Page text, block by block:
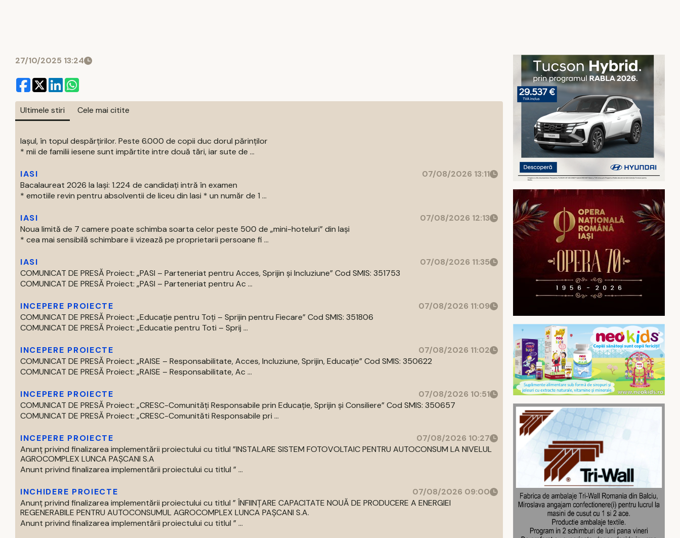
27/10/2025 13:24
Ultimele stiri Cele mai citite
Iașul, în topul despărțirilor. Peste 6.000 de copii duc dorul părinților
* mii de familii iesene sunt impărtite intre două tări, iar sute de ...
IASI
07/08/2026 13:11
Bacalaureat 2026 la Iași: 1.224 de candidați intră în examen
* emotiile revin pentru absolventii de liceu din Iasi * un număr de 1 ...
IASI
07/08/2026 12:13
Noua limită de 7 camere poate schimba soarta celor peste 500 de „mini-hoteluri” din Iași
* cea mai sensibilă schimbare ii vizează pe proprietarii persoane fi ...
IASI
07/08/2026 11:35
COMUNICAT DE PRESĂ Proiect: „PASI – Parteneriat pentru Acces, Sprijin și Incluziune” Cod SMIS: 351753
COMUNICAT DE PRESĂ Proiect: „PASI – Parteneriat pentru Ac ...
INCEPERE PROIECTE
07/08/2026 11:09
COMUNICAT DE PRESĂ Proiect: „Educație pentru Toți – Sprijin pentru Fiecare” Cod SMIS: 351806
COMUNICAT DE PRESĂ Proiect: „Educatie pentru Toti – Sprij ...
INCEPERE PROIECTE
07/08/2026 11:02
COMUNICAT DE PRESĂ Proiect: „RAISE – Responsabilitate, Acces, Incluziune, Sprijin, Educație” Cod SMIS: 350622
COMUNICAT DE PRESĂ Proiect: „RAISE – Responsabilitate, Ac ...
INCEPERE PROIECTE
07/08/2026 10:51
COMUNICAT DE PRESĂ Proiect: „CRESC-Comunități Responsabile prin Educație, Sprijin și Consiliere” Cod SMIS: 350657
COMUNICAT DE PRESĂ Proiect: „CRESC-Comunităti Responsabile pri ...
INCEPERE PROIECTE
07/08/2026 10:27
Anunț privind finalizarea implementării proiectului cu titlul ”INSTALARE SISTEM FOTOVOLTAIC PENTRU AUTOCONSUM LA NIVELUL
AGROCOMPLEX LUNCA PAȘCANI S.A
Anunt privind finalizarea implementării proiectului cu titlul ” ...
INCHIDERE PROIECTE
07/08/2026 09:00
Anunț privind finalizarea implementării proiectului cu titlul ” ÎNFIINȚARE CAPACITATE NOUĂ DE PRODUCERE A ENERGIEI
REGENERABILE PENTRU AUTOCONSUMUL AGROCOMPLEX LUNCA PAȘCANI S.A.
Anunt privind finalizarea implementării proiectului cu titlul ” ...